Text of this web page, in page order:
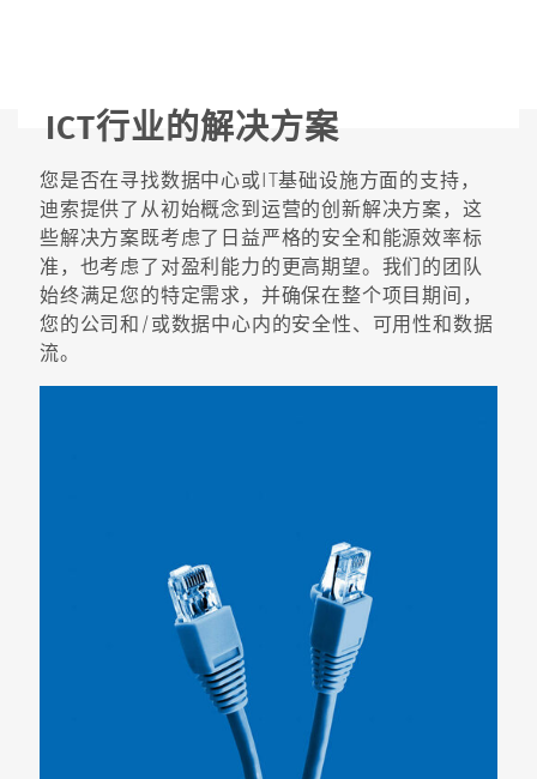
ICT行业的解决方案
您是否在寻找数据中心或IT基础设施方面的支持，
迪索提供了从初始概念到运营的创新解决方案，这
些解决方案既考虑了日益严格的安全和能源效率标
准，也考虑了对盈利能力的更高期望。我们的团队
始终满足您的特定需求，并确保在整个项目期间，
您的公司和/或数据中心内的安全性、可用性和数据
流。